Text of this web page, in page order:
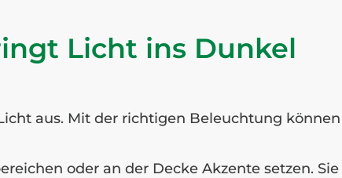
Licht ins Dunkel
aus. Mit der richtigen Beleuchtung
oder an der Decke Akzente setzen.